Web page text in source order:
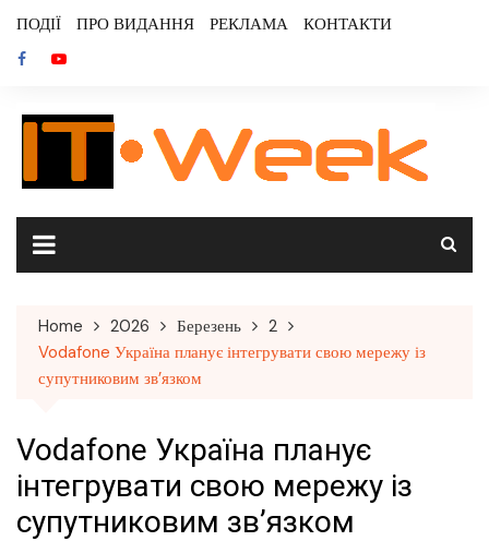
content
ПОДІЇ ПРО ВИДАННЯ РЕКЛАМА КОНТАКТИ
Home 2026 Березень
2
Vodafone Україна планує інтегрувати свою мережу із
супутниковим зв’язком
Vodafone Україна планує
інтегрувати свою мережу із
супутниковим зв’язком